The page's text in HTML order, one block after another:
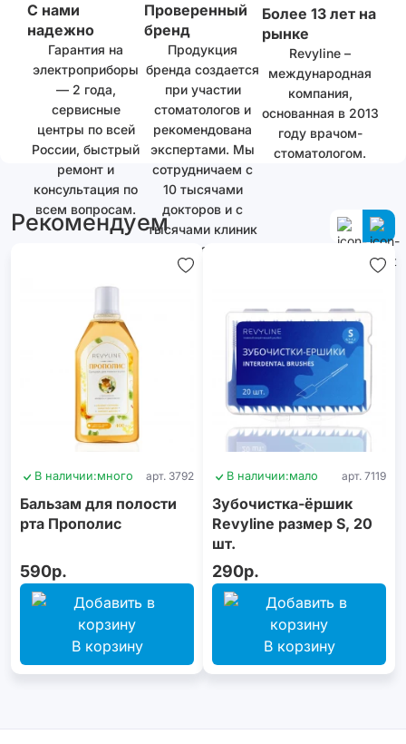
С нами
надежно
Гарантия на
электроприборы
— 2 года,
сервисные
центры по всей
России, быстрый
ремонт и
консультация по
всем вопросам.
Проверенный
бренд
Продукция
бренда создается
при участии
стоматологов и
рекомендована
экспертами. Мы
сотрудничаем с
10 тысячами
докторов и с
тысячами клиник
как в России, так
и за ее
Более 13 лет на
рынке
Revyline –
международная
компания,
основанная в 2013
году врачом-
стоматологом.
Рекомендуем
В наличии:много арт. 3792
Бальзам для полости
рта Прополис
590р.
В корзину
В наличии:мало арт. 7119
Зубочистка-ёршик
Revyline размер S, 20
шт.
290р.
В корзину